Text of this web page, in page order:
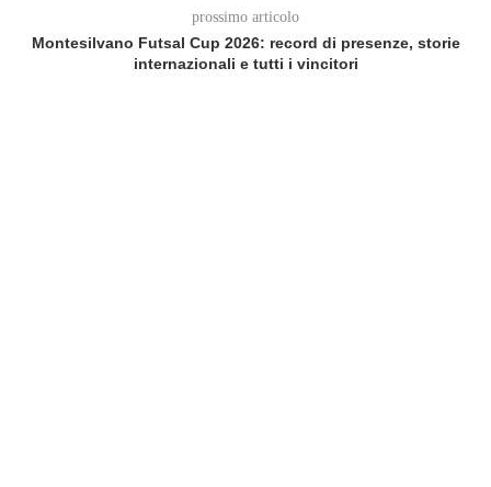
prossimo articolo
Montesilvano Futsal Cup 2026: record di presenze, storie
internazionali e tutti i vincitori